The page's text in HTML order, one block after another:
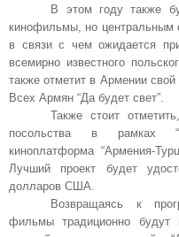
В этом году также
кинофильмы, но центральным
в связи с чем ожидается
всемирно известного
также отметит в Армении
Всех Армян “Да будет свет”.
Также стоит
посольства в рамках
киноплатформа “Армения-
Лучший проект будет
долларов США.
Возвращаясь к
фильмы традиционно будут